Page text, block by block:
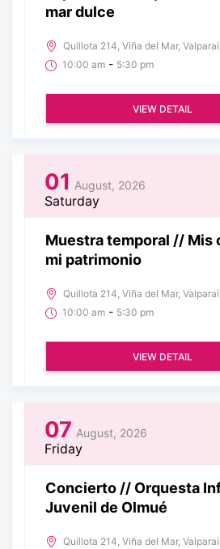
mar dulce
Quillota 214, Viña del Mar,
10:00 am - 5:30 pm
VIEW DETAIL
01 August, 2026
Saturday
Muestra temporal // Mis
mi patrimonio
Quillota 214, Viña del Mar,
10:00 am - 5:30 pm
VIEW DETAIL
07 August, 2026
Friday
Concierto // Orquesta
Juvenil de Olmué
Quillota 214, Viña del Mar,